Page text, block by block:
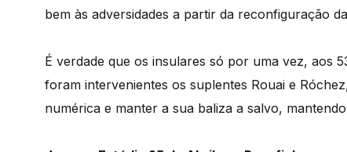
bem às adversidades a partir da reconfiguração
É verdade que os insulares só por uma vez, aos
foram intervenientes os suplentes Rouai e
numérica e manter a sua baliza a salvo,